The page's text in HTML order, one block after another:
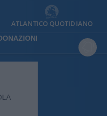
ATLANTICO QUOTIDIANO